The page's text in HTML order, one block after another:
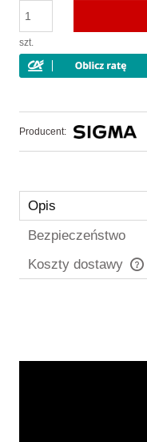
szt.
Producent:
Opis
Bezpieczeństwo
Koszty dostawy
Cena nie zawiera